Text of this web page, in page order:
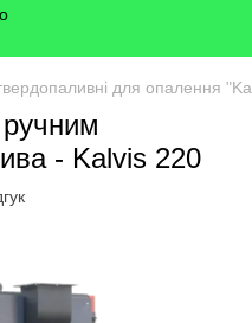
для опалення
- Kalvis 220